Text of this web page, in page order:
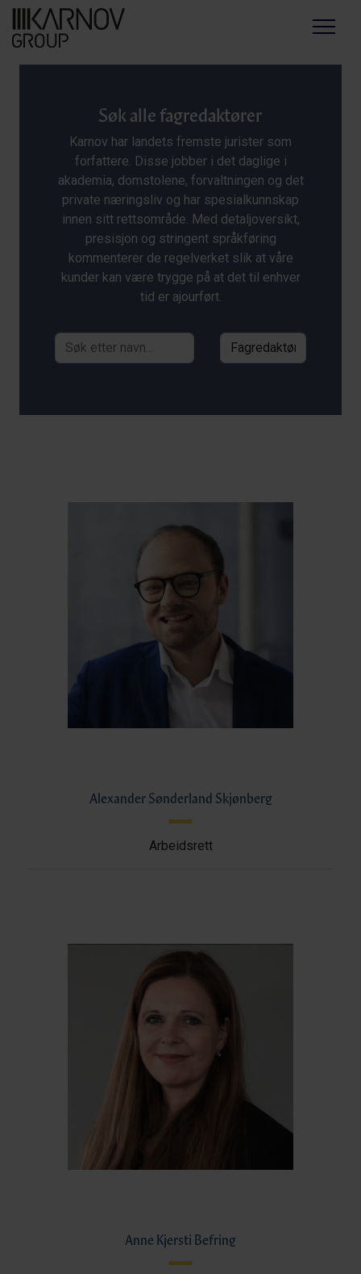
Menu
Søk alle fagredaktører
Karnov har landets fremste jurister som
forfattere. Disse jobber i det daglige i
akademia, domstolene, forvaltningen og det
private næringsliv og har spesialkunnskap
innen sitt rettsområde. Med detaljoversikt,
presisjon og stringent språkføring
kommenterer de regelverket slik at våre
kunder kan være trygge på at det til enhver
tid er ajourført.
Alexander Sønderland Skjønberg
Arbeidsrett
Anne Kjersti Befring